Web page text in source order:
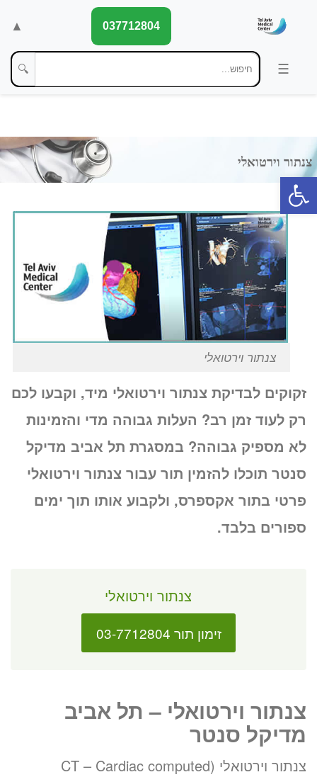
פתח סרגל נגישות
▲ 037712804
🔍
צנתור וירטואלי
זקוקים לבדיקת צנתור וירטואלי מיד, וקבעו לכם
רק לעוד זמן רב? העלות גבוהה מדי והזמינות
לא מספיק גבוהה? במסגרת תל אביב מדיקל
סנטר תוכלו להזמין תור עבור צנתור וירטואלי
פרטי בתור אקספרס, ולקבוע אותו תוך ימים
ספורים בלבד.
צנתור וירטואלי
זימון תור 03-7712804
צנתור וירטואלי – תל אביב
מדיקל סנטר
צנתור וירטואלי (CT – Cardiac computed